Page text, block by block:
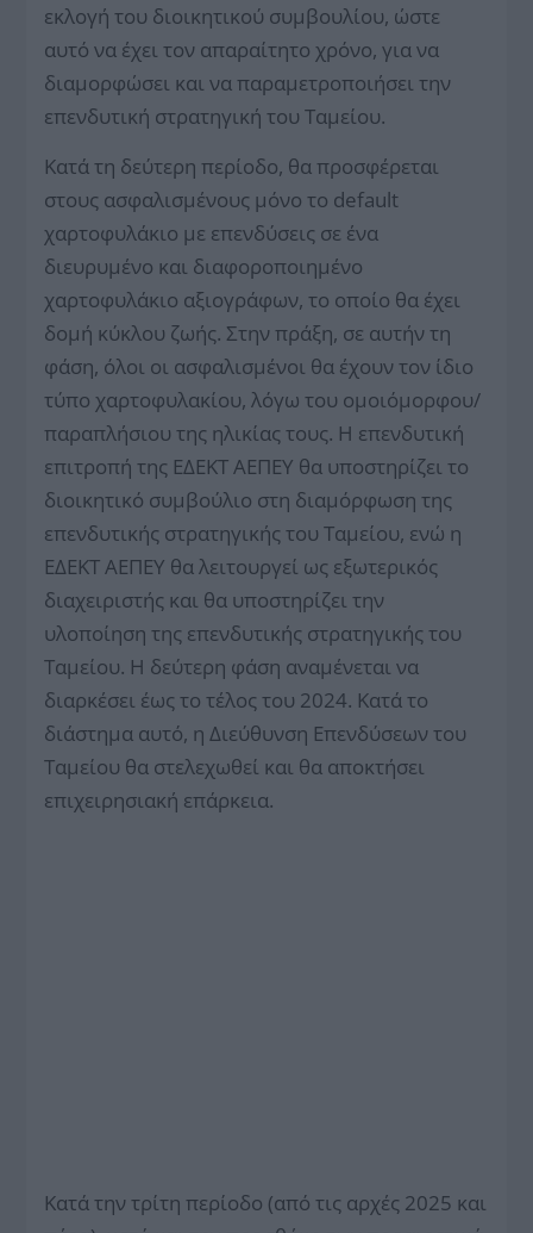
εκλογή του διοικητικού συμβουλίου, ώστε
αυτό να έχει τον απαραίτητο χρόνο, για να
διαμορφώσει και να παραμετροποιήσει την
επενδυτική στρατηγική του Ταμείου.
Κατά τη δεύτερη περίοδο, θα προσφέρεται
στους ασφαλισμένους μόνο το default
χαρτοφυλάκιο με επενδύσεις σε ένα
διευρυμένο και διαφοροποιημένο
χαρτοφυλάκιο αξιογράφων, το οποίο θα έχει
δομή κύκλου ζωής. Στην πράξη, σε αυτήν τη
φάση, όλοι οι ασφαλισμένοι θα έχουν τον ίδιο
τύπο χαρτοφυλακίου, λόγω του ομοιόμορφου/
παραπλήσιου της ηλικίας τους. Η επενδυτική
επιτροπή της ΕΔΕΚΤ ΑΕΠΕΥ θα υποστηρίζει το
διοικητικό συμβούλιο στη διαμόρφωση της
επενδυτικής στρατηγικής του Ταμείου, ενώ η
ΕΔΕΚΤ ΑΕΠΕΥ θα λειτουργεί ως εξωτερικός
διαχειριστής και θα υποστηρίζει την
υλοποίηση της επενδυτικής στρατηγικής του
Ταμείου. Η δεύτερη φάση αναμένεται να
διαρκέσει έως το τέλος του 2024. Κατά το
διάστημα αυτό, η Διεύθυνση Επενδύσεων του
Ταμείου θα στελεχωθεί και θα αποκτήσει
επιχειρησιακή επάρκεια.
Κατά την τρίτη περίοδο (από τις αρχές 2025 και